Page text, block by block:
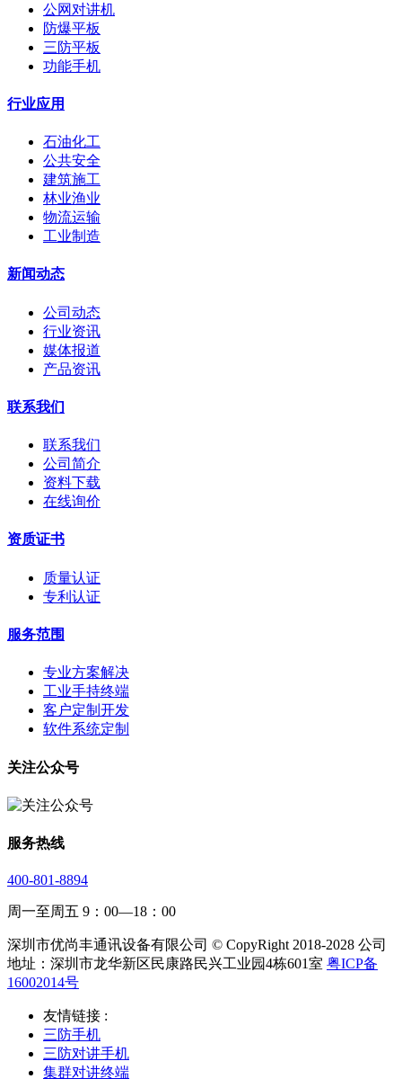
公网对讲机
防爆平板
三防平板
功能手机
行业应用
石油化工
公共安全
建筑施工
林业渔业
物流运输
工业制造
新闻动态
公司动态
行业资讯
媒体报道
产品资讯
联系我们
联系我们
公司简介
资料下载
在线询价
资质证书
质量认证
专利认证
服务范围
专业方案解决
工业手持终端
客户定制开发
软件系统定制
关注公众号
服务热线
400-801-8894
周一至周五 9：00—18：00
深圳市优尚丰通讯设备有限公司 © CopyRight 2018-2028 公司
地址：深圳市龙华新区民康路民兴工业园4栋601室 粤ICP备
16002014号
友情链接 :
三防手机
三防对讲手机
集群对讲终端